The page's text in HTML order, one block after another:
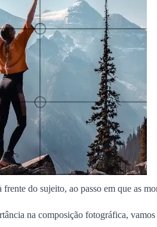
do sujeito, ao passo em que as
na composição fotográfica,